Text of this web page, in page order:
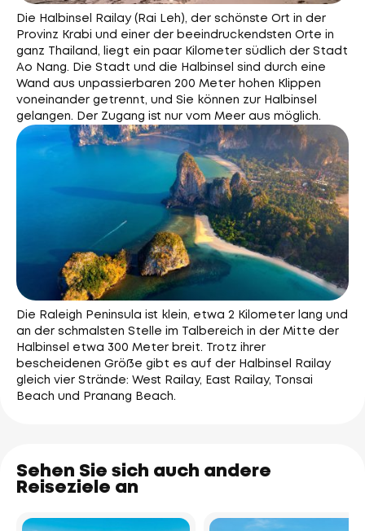
Die Halbinsel Railay (Rai Leh), der schönste Ort in der
Provinz Krabi und einer der beeindruckendsten Orte in
ganz Thailand, liegt ein paar Kilometer südlich der Stadt
Ao Nang. Die Stadt und die Halbinsel sind durch eine
Wand aus unpassierbaren 200 Meter hohen Klippen
voneinander getrennt, und Sie können zur Halbinsel
gelangen. Der Zugang ist nur vom Meer aus möglich.
Die Raleigh Peninsula ist klein, etwa 2 Kilometer lang und
an der schmalsten Stelle im Talbereich in der Mitte der
Halbinsel etwa 300 Meter breit. Trotz ihrer
bescheidenen Größe gibt es auf der Halbinsel Railay
gleich vier Strände: West Railay, East Railay, Tonsai
Beach und Pranang Beach.
Sehen Sie sich auch andere
Reiseziele an